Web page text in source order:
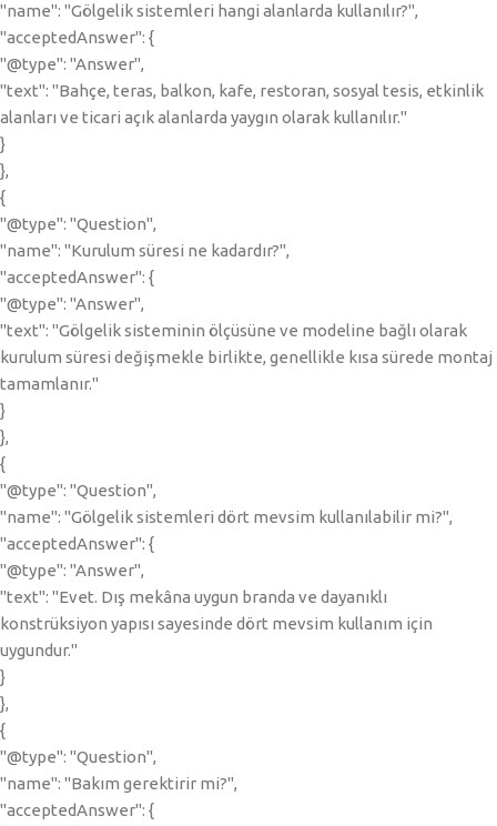
"name": "Gölgelik sistemleri hangi alanlarda kullanılır?",
"acceptedAnswer": {
"@type": "Answer",
"text": "Bahçe, teras, balkon, kafe, restoran, sosyal tesis, etkinlik
alanları ve ticari açık alanlarda yaygın olarak kullanılır."
}
},
{
"@type": "Question",
"name": "Kurulum süresi ne kadardır?",
"acceptedAnswer": {
"@type": "Answer",
"text": "Gölgelik sisteminin ölçüsüne ve modeline bağlı olarak
kurulum süresi değişmekle birlikte, genellikle kısa sürede montaj
tamamlanır."
}
},
{
"@type": "Question",
"name": "Gölgelik sistemleri dört mevsim kullanılabilir mi?",
"acceptedAnswer": {
"@type": "Answer",
"text": "Evet. Dış mekâna uygun branda ve dayanıklı
konstrüksiyon yapısı sayesinde dört mevsim kullanım için
uygundur."
}
},
{
"@type": "Question",
"name": "Bakım gerektirir mi?",
"acceptedAnswer": {